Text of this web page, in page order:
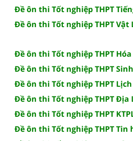
Đề ôn thi Tốt nghiệp THPT
Đề ôn thi Tốt nghiệp THPT Vật
Đề ôn thi Tốt nghiệp THPT Hóa
Đề ôn thi Tốt nghiệp THPT
Đề ôn thi Tốt nghiệp THPT Lịch
Đề ôn thi Tốt nghiệp THPT Địa
Đề ôn thi Tốt nghiệp THPT
Đề ôn thi Tốt nghiệp THPT Tin